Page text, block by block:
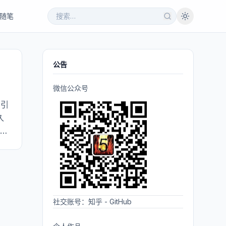
随笔
公告
微信公众号
社交账号： 知乎 - GitHub